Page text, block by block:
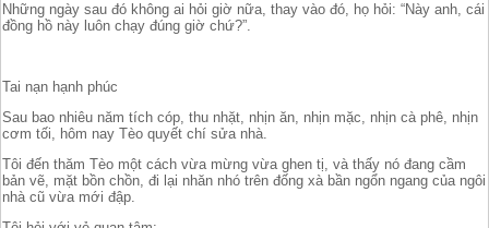
Những ngày sau đó không ai hỏi giờ nữa, thay vào đó, họ hỏi: “Này anh, cái
đồng hồ này luôn chạy đúng giờ chứ?”.
Tai nạn hạnh phúc
Sau bao nhiêu năm tích cóp, thu nhặt, nhịn ăn, nhịn mặc, nhịn cà phê, nhịn
cơm tối, hôm nay Tèo quyết chí sửa nhà.
Tôi đến thăm Tèo một cách vừa mừng vừa ghen tị, và thấy nó đang cầm
bản vẽ, mặt bồn chồn, đi lại nhăn nhó trên đống xà bần ngổn ngang của ngôi
nhà cũ vừa mới đập.